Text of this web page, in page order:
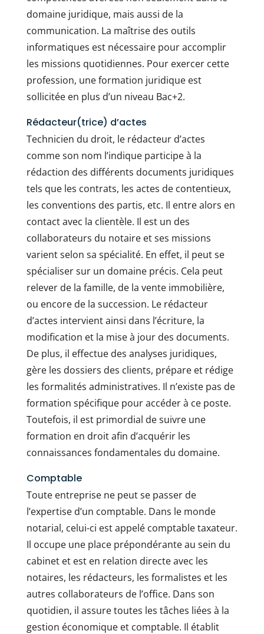
domaine juridique, mais aussi de la
communication. La maîtrise des outils
informatiques est nécessaire pour accomplir
les missions quotidiennes. Pour exercer cette
profession, une formation juridique est
sollicitée en plus d’un niveau Bac+2.
Rédacteur(trice) d’actes
Technicien du droit, le rédacteur d’actes
comme son nom l’indique participe à la
rédaction des différents documents juridiques
tels que les contrats, les actes de contentieux,
les conventions des partis, etc. Il entre alors en
contact avec la clientèle. Il est un des
collaborateurs du notaire et ses missions
varient selon sa spécialité. En effet, il peut se
spécialiser sur un domaine précis. Cela peut
relever de la famille, de la vente immobilière,
ou encore de la succession. Le rédacteur
d’actes intervient ainsi dans l’écriture, la
modification et la mise à jour des documents.
De plus, il effectue des analyses juridiques,
gère les dossiers des clients, prépare et rédige
les formalités administratives. Il n’existe pas de
formation spécifique pour accéder à ce poste.
Toutefois, il est primordial de suivre une
formation en droit afin d’acquérir les
connaissances fondamentales du domaine.
Comptable
Toute entreprise ne peut se passer de
l’expertise d’un comptable. Dans le monde
notarial, celui-ci est appelé comptable taxateur.
Il occupe une place prépondérante au sein du
cabinet et est en relation directe avec les
notaires, les rédacteurs, les formalistes et les
autres collaborateurs de l’office. Dans son
quotidien, il assure toutes les tâches liées à la
gestion économique et comptable. Il établit